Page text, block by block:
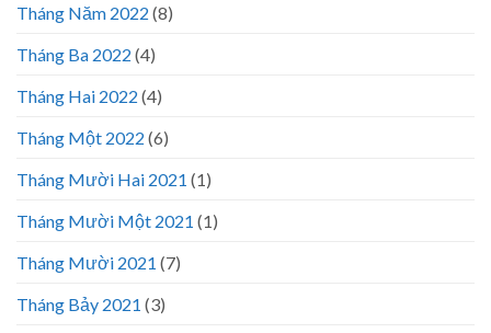
Tháng Năm 2022 (8)
Tháng Ba 2022 (4)
Tháng Hai 2022 (4)
Tháng Một 2022 (6)
Tháng Mười Hai 2021 (1)
Tháng Mười Một 2021 (1)
Tháng Mười 2021 (7)
Tháng Bảy 2021 (3)